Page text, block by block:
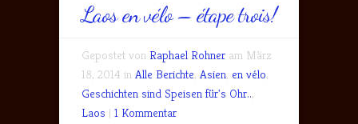
Laos en vélo – étape trois!
Gepostet von Raphael Rohner am März
18, 2014 in Alle Berichte, Asien, en vélo,
Geschichten sind Speisen für's Ohr..,
Laos | 1 Kommentar